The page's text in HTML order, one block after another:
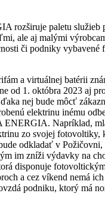
rozširuje paletu služieb
ale aj malými
či podniky vybavené
a virtuálnej batérii
od 1. októbra 2023 aj
nej bude môcť
elektrinu inému
Napríklad,
zo svojej fotovoltiky,
odkladať v Požičovni,
im zníži výdavky na
disponuje
a cez víkend nemá
podniku, ktorý má